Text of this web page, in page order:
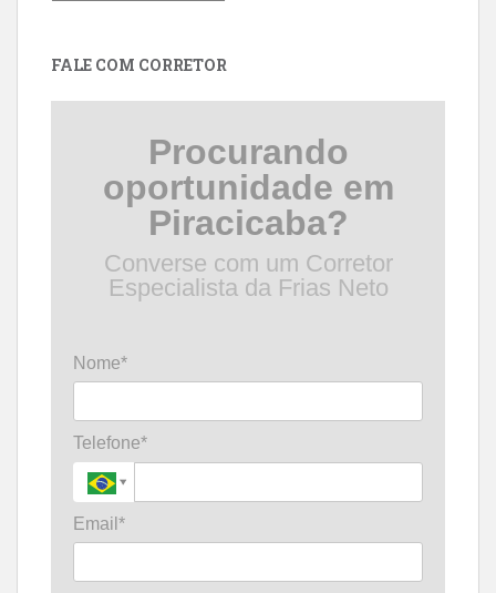
FALE COM CORRETOR
Procurando
oportunidade em
Piracicaba?
Converse com um Corretor
Especialista da Frias Neto
Nome*
Telefone*
Email*